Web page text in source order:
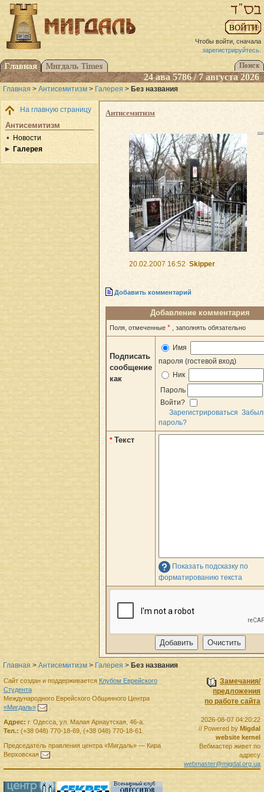
Чтобы войти, сначала
зарегистрируйтесь.
24 ава 5786 / 7 августа 2026
Главная > Антисемитизм > Галерея > Без названия
На главную страницу
Антисемитизм
Новости
Галерея
Антисемитизм
20.02.2007 16:52 Skipper
Добавить комментарий
Добавление комментария
Поля, отмеченные * , заполнять обязательно
Подписать
сообщение
как
Имя
пароля (гостевой вход)
Ник
Пароль
Войти?
Зарегистрироваться
пароль?
* Текст
Показать подсказку по
форматированию текста
Главная > Антисемитизм > Галерея > Без названия
Замечания/
предложения
по работе сайта
2026-08-07 04:20:22
// Powered byMigdal
website kernel
Вебмастер живет по
адресу
webmaster@migdal.org.ua
Сайт создан и поддерживается Клубом Еврейского
Студента
Международного Еврейского Общинного Центра
«Мигдаль»
.
Адрес: г. Одесса, ул. Малая Арнаутская, 46-а.
Тел.: (+38 048) 770-18-69, (+38 048) 770-18-61
Председатель правленияцентра «Мигдаль»— Кира
Верховская
.